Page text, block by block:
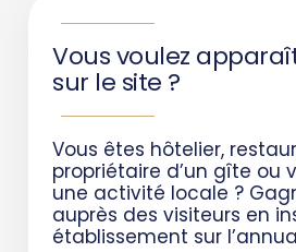
Vous voulez
sur le site ?
Vous êtes hôtelier,
propriétaire d’un gîte ou
une activité locale ?
auprès des visiteurs en
établissement sur